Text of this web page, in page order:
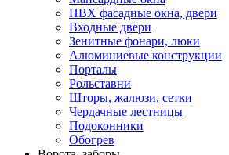
ПВХ фасадные окна, двери
Входные двери
Зенитные фонари, люки
Алюминиевые конструкции
Порталы
Рольставни
Шторы, жалюзи, сетки
Чердачные лестницы
Подоконники
Обогрев